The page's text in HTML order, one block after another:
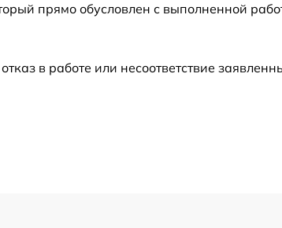
от 60 мин
прямо обусловлен с выполненной
в работе или несоответствие